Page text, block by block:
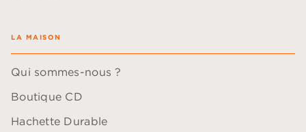
LA MAISON
Qui sommes-nous ?
Boutique CD
Hachette Durable